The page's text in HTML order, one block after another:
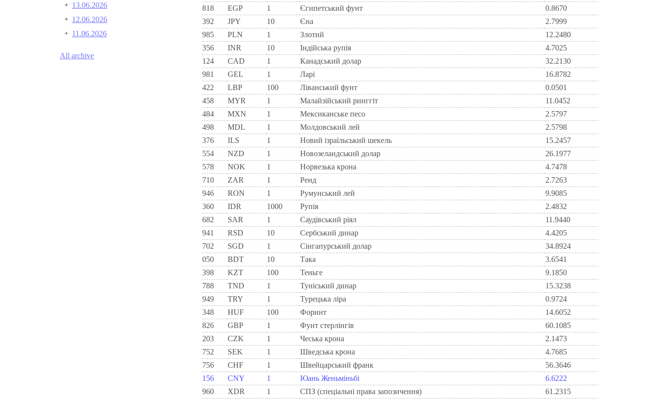
13.06.2026
12.06.2026
11.06.2026
All archive
818
EGP 1 Єгипетський фунт
0.8670
392
JPY 10 Єна
2.7999
985
PLN 1 Злотий
12.2480
356
INR 10 Індійська рупія
4.7025
124
CAD 1 Канадський долар
32.2130
981
GEL 1 Ларi
16.8782
422
LBP 100 Ліванський фунт
0.0501
458
MYR 1 Малайзійський ринггіт
11.0452
484
MXN 1 Мексиканське песо
2.5797
498
MDL 1 Молдовський лей
2.5798
376
ILS 1 Новий ізраїльський шекель
15.2457
554
NZD 1 Новозеландський долар
26.1977
578
NOK 1 Норвезька крона
4.7478
710
ZAR 1 Ренд
2.7263
946
RON 1 Румунський лей
9.9085
360
IDR 1000 Рупія
2.4832
682
SAR 1 Саудівський ріял
11.9440
941
RSD 10 Сербський динар
4.4205
702
SGD 1 Сінгапурський долар
34.8924
050
BDT 10 Така
3.6541
398
KZT 100 Теньге
9.1850
788
TND 1 Туніський динар
15.3238
949
TRY 1 Турецька ліра
0.9724
348
HUF 100 Форинт
14.6052
826
GBP 1 Фунт стерлінгів
60.1085
203
CZK 1 Чеська крона
2.1473
752
SEK 1 Шведська крона
4.7685
756
CHF 1 Швейцарський франк
56.3646
156
CNY 1 Юань Женьміньбі
6.6222
960
XDR 1 СПЗ (спеціальні права запозичення) 61.2315